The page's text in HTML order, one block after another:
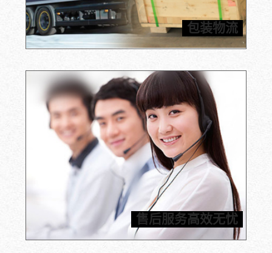
包装物流
内包装采用真空包装以及缓冲气泡袋双重保护，外包装采
用五层瓦楞纸箱/木箱双重保险，结实耐用，确保产品的
运输保障，为客户提供合理节省的运输方案。
售后服务高效无忧
石墨产品加工应用经验超25年，您只需提供加工件图
纸，信瑞达就可以为您定制石墨部件，严格按照工期执
行，让您轻松坐等收货。信瑞达推进24小时内标准化售
后服务体系，一旦发现质量问题，包邮费换货，为您解决
后顾之忧。